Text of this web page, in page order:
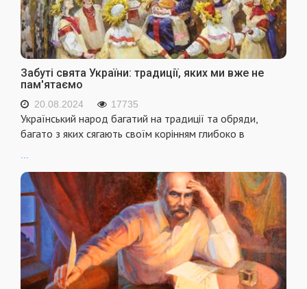
Забуті свята України: традиції, яких ми вже не
пам'ятаємо
20.08.2024 17735
Український народ багатий на традиції та обряди,
багато з яких сягають своїм корінням глибоко в